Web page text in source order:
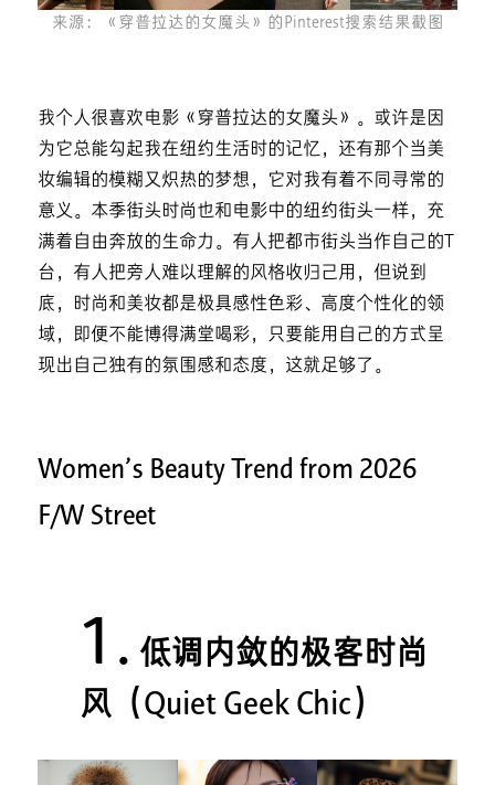
来源：《穿普拉达的女魔头》的Pinterest搜索结果截图
我个人很喜欢电影《穿普拉达的女魔头》。或许是因
为它总能勾起我在纽约生活时的记忆，还有那个当美
妆编辑的模糊又炽热的梦想，它对我有着不同寻常的
意义。本季街头时尚也和电影中的纽约街头一样，充
满着自由奔放的生命力。有人把都市街头当作自己的T
台，有人把旁人难以理解的风格收归己用，但说到
底，时尚和美妆都是极具感性色彩、高度个性化的领
域，即便不能博得满堂喝彩，只要能用自己的方式呈
现出自己独有的氛围感和态度，这就足够了。
Women’s Beauty Trend from 2026
F/W Street
1. 低调内敛的极客时尚
风（Quiet Geek Chic）